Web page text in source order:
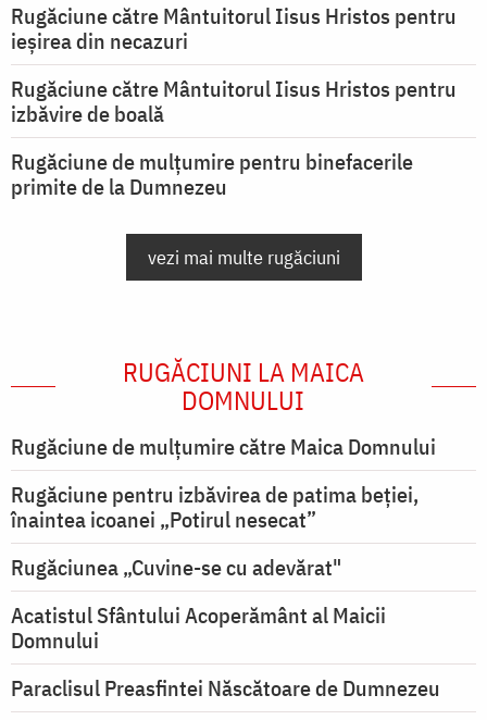
Rugăciune către Mântuitorul Iisus Hristos pentru
ieşirea din necazuri
Rugăciune către Mântuitorul Iisus Hristos pentru
izbăvire de boală
Rugăciune de mulțumire pentru binefacerile
primite de la Dumnezeu
vezi mai multe rugăciuni
RUGĂCIUNI LA MAICA
DOMNULUI
Rugăciune de mulţumire către Maica Domnului
Rugăciune pentru izbăvirea de patima beției,
înaintea icoanei „Potirul nesecat”
Rugăciunea „Cuvine-se cu adevărat"
Acatistul Sfântului Acoperământ al Maicii
Domnului
Paraclisul Preasfintei Născătoare de Dumnezeu